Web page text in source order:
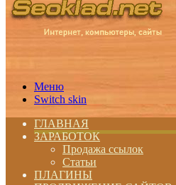
Меню
Switch skin
ГЛАВНАЯ
ЗАРАБОТОК
Продажа ссылок
Статьи
ПЛАГИНЫ